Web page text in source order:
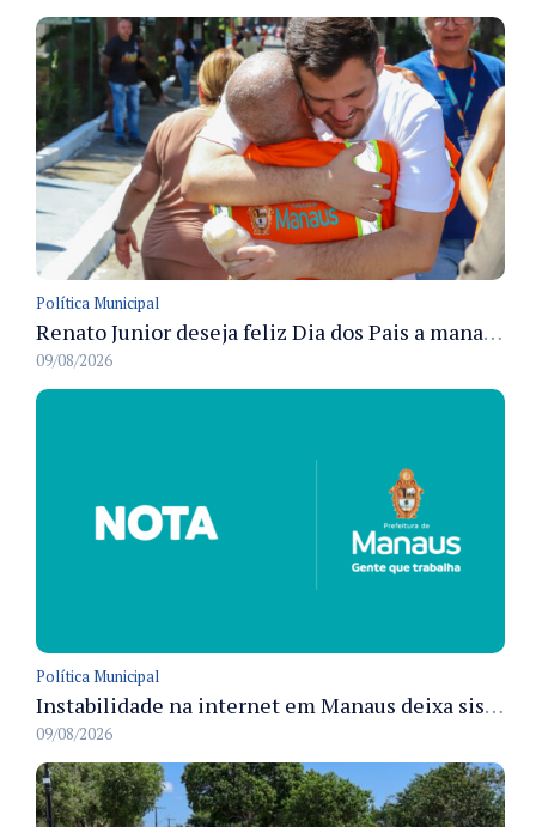
Política Municipal
Renato Junior deseja feliz Dia dos Pais a manauaras e detalha preparo dos cemitérios municipais
09/08/2026
Política Municipal
Instabilidade na internet em Manaus deixa sistemas de atendimento municipal temporariamente indisponíveis
09/08/2026